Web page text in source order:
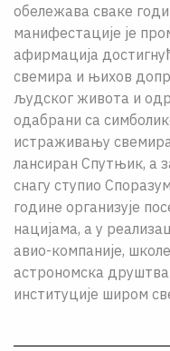
обележава сваке
манифестације је
афирмација
свемира и њихов
људског живота и
одабрани са
истраживању
лансиран Спутњик, а
снагу ступио
године организује
нацијама, а у
авио-компаније,
астрономска
институције широм